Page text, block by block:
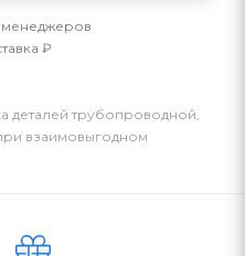
менеджеров
₽
деталей трубопроводной,
взаимовыгодном